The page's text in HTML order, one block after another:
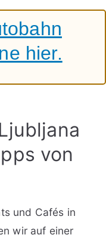
hier.
von
und Cafés in
wir auf einer